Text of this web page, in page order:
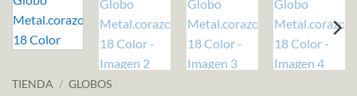
TIENDA / GLOBOS